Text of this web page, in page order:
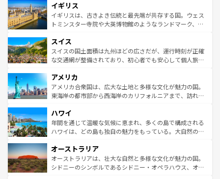
いる。シャンパンの発祥地であるランス、プロヴァンスの
香り高いラベンダー畑など、多彩な楽しみ方が可能だ。さ
らに、パリ以外の地域にも魅力が溢れており、どの街角に
れる地方に足を運ぶとそれぞれで全く異なる文化を体験で
きるだろう。 なお、新着のフランス情報はコンテンツ一覧
を参照してほしい。
顔を持つこの国は、どこを歩いても飽きることがない。ベ
ルリンの文化的活気、バイエルン州のアルプスの絶景、そ
してライン川沿いのワイン畑といった風景は必見。ビール
は、お酒好きな人にはぜひ体験してほしい。 なお、新着の
ドイツ情報はコンテンツ一覧を参照してほしい。
イギリス
イギリスは、古きよき伝統と最先端が共存する国。ウェス
トミンスター寺院や大英博物館のようなランドマーク、歴
リアごとに異なる魅力がある。また、優雅なアフタヌーン
ティー、ビール好きにはたまらない英国パブ、サッカー観
戦など、本場だからこそできる体験も豊富。イギリスを旅
ンツ一覧を参照してほしい。
スイス
スイスの国土面積は九州ほどの広さだが、運行時刻が正確
な交通網が整備されており、初心者でも安心して個人旅行
の建物がそのまま残る町や、スイスならではのユニークな
博物館もあり、アルプス観光だけでなく町歩きも満喫する
ことができる。国民の所得が高いため物価も高いが、旅行
ば市内交通費無料で観光を楽しむこともできる。 なお、新
着のスイス情報はコンテンツ一覧 を参照してほしい。
アメリカ
アメリカ合衆国は、広大な土地と多様な文化が魅力の国。
東海岸の都市部から西海岸のカリフォルニアまで、訪れる
のような巨大都市は、観光、ショッピング、エンターテイ
ンメントが詰まった刺激的なスポットだ。一方、アメリカ
西部には大自然が広がり、グランドキャニオンやイエロー
部のニューオーリンズでは、音楽と美食が融合した独特の
文化が魅力。旅行者はアメリカの各地域で異なる魅力を楽
しみながら、その多様性と豊かな歴史を感じることができ
ハワイ
年間を通じて温暖な気候に恵まれ、多くの島で構成される
ハワイは、どの島も独自の魅力をもっている。大自然の神
ワイ島は見逃せない。また、定番の観光地といえばオアフ
島だが、静かな自然を求めるならマウイ島やカウアイ島が
おすすめ。エメラルドグリーンに輝く海をはじめ、豊かな
オーストラリア
オーストラリアは、壮大な自然と多様な文化が魅力の国。
シドニーのシンボルであるシドニー・オペラハウス、オー